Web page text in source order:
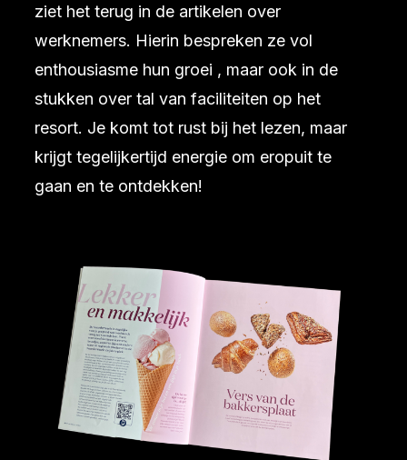
ziet het terug in de artikelen over
werknemers. Hierin bespreken ze vol
enthousiasme hun groei , maar ook in de
stukken over tal van faciliteiten op het
resort. Je komt tot rust bij het lezen, maar
krijgt tegelijkertijd energie om eropuit te
gaan en te ontdekken!